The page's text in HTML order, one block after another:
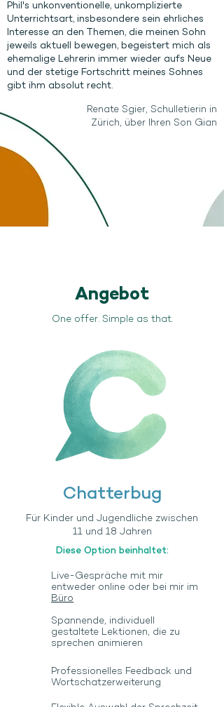
Phil's unkonventionelle, unkomplizierte
Unterrichtsart, insbesondere sein ehrliches
Interesse an den Themen, die meinen Sohn
jeweils aktuell bewegen, begeistert mich als
ehemalige Lehrerin immer wieder aufs Neue
und der stetige Fortschritt meines Sohnes
gibt ihm absolut recht.
Renate Sgier, Schulletierin in
Zürich, über Ihren Son Gian
Angebot
One offer. Simple as that.
Chatterbug
Für Kinder und Jugendliche zwischen
11 und 18 Jahren
Diese Option beinhaltet:
Live-Gespräche mit mir
entweder online oder bei mir im
Büro
Spannende, individuell
gestaltete Lektionen, die zu
sprechen animieren
Professionelles Feedback und
Wortschatzerweiterung